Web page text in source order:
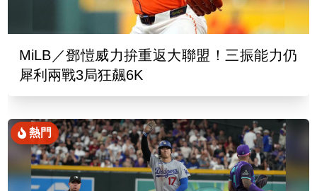
MiLB／鄧愷威力拚重返大聯盟！三振能力仍
犀利兩戰3局狂飆6K
熱門